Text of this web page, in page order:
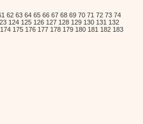
62 63 64 65 66 67 68 69 70 71 72 73 74
124 125 126 127 128 129 130 131 132
174 175 176 177 178 179 180 181 182 183